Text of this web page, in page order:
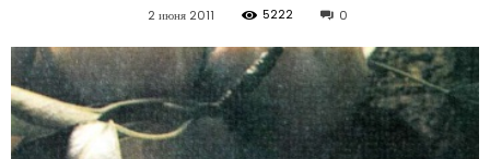
2 июня 2011 5222 0